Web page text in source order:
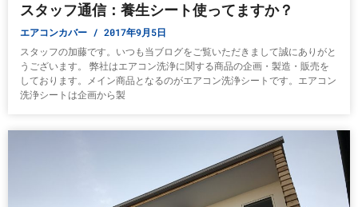
スタッフ通信：養生シート使ってますか？
エアコンカバー 2017年9月5日
スタッフの加藤です。いつも当ブログをご覧いただきまして誠にありがと
うございます。 弊社はエアコン洗浄に関する商品の企画・製造・販売を
しております。メイン商品となるのがエアコン洗浄シートです。エアコン
洗浄シートは企画から製